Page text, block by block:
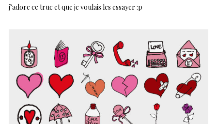
j’adore ce truc et que je voulais les essayer :p